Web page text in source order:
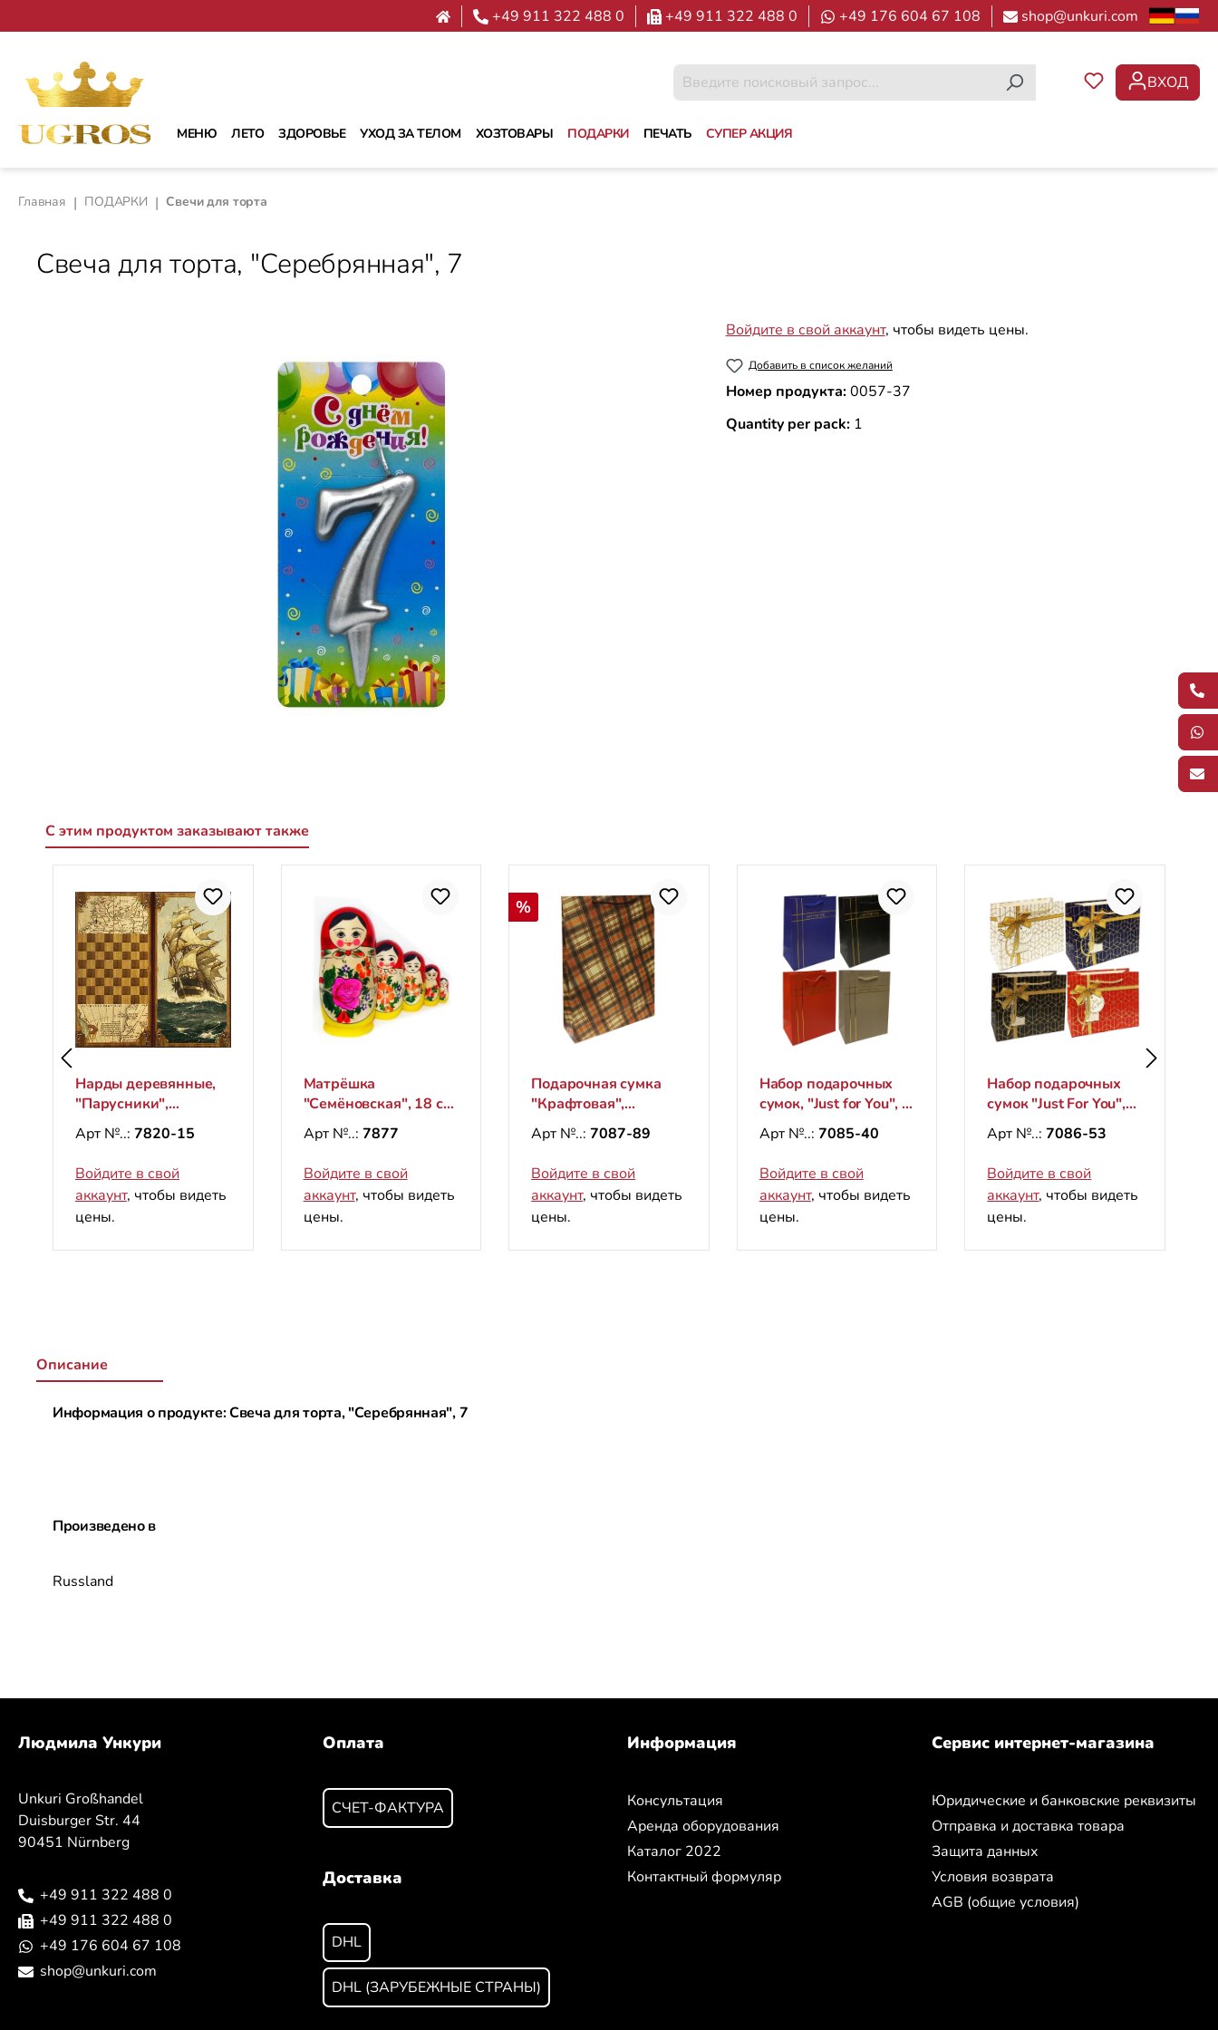
+49 911 322 488 0 +49 911 322 488 0 +49 176 604 67 108 shop@unkuri.com
У ВАС ЕСТЬ
ВХОД
МЕНЮ ЛЕТО ЗДОРОВЬЕ УХОД ЗА ТЕЛОМ ХОЗТОВАРЫ ПОДАРКИ ПЕЧАТЬ СУПЕР АКЦИЯ
Главная | ПОДАРКИ | Свечи для торта
Свеча для торта, "Серебрянная", 7
Войдите в свой аккаунт, чтобы видеть цены.
Добавить в список желаний
Номер продукта:0057-37
Quantity per pack: 1
С этим продуктом заказывают также
Нарды деревянные,
"Парусники",
600х600 мм
Арт №..: 7820-15
Войдите в свой
аккаунт, чтобы видеть
цены.
Матрёшка
"Семёновская", 18 см
(5 мест)
Арт №..: 7877
Войдите в свой
аккаунт, чтобы видеть
цены.
Скидка
%
Подарочная сумка
"Крафтовая",
"Клетка", L, 44х32 см
Арт №..:7087-89
Войдите в свой
аккаунт, чтобы видеть
цены.
Набор подарочных
сумок, "Just for You", S,
23х18 см
(вертикальные)
Арт №..: 7085-40
Войдите в свой
аккаунт, чтобы видеть
цены.
Набор подарочных
сумок "Just For You",
M, 26х33см
(горизонтальные)
Арт №..:7086-53
Войдите в свой
аккаунт, чтобы видеть
цены.
Описание
Информация о продукте: Свеча для торта, "Серебрянная", 7
Произведено в
Russland
Людмила Ункури
Unkuri Großhandel
Duisburger Str. 44
90451 Nürnberg
+49 911 322 488 0
+49 911 322 488 0
+49 176 604 67 108
shop@unkuri.com
Оплата
СЧЕТ-ФАКТУРА
Доставка
DHL
DHL (ЗАРУБЕЖНЫЕ СТРАНЫ)
Информация
Консультация
Аренда оборудования
Каталог 2022
Контактный формуляр
Сервис интернет-магазина
Юридические и банковские реквизиты
Отправка и доставка товара
Защита данных
Условия возврата
AGB (общие условия)